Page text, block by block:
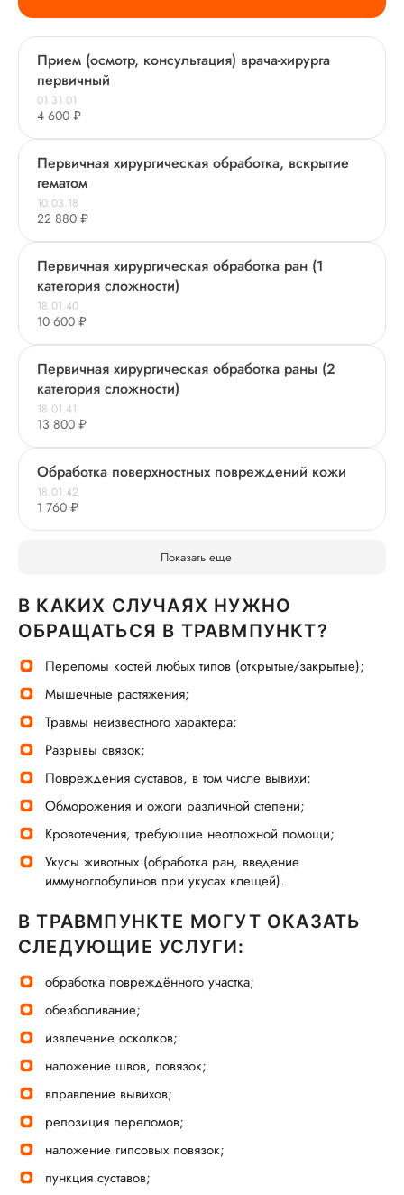
Прием (осмотр, консультация) врача-хирурга
первичный
01.31.01
4 600 ₽
Первичная хирургическая обработка, вскрытие
гематом
10.03.18
22 880 ₽
Первичная хирургическая обработка ран (1
категория сложности)
18.01.40
10 600 ₽
Первичная хирургическая обработка раны (2
категория сложности)
18.01.41
13 800 ₽
Обработка поверхностных повреждений кожи
18.01.42
1 760 ₽
Показать еще
В КАКИХ СЛУЧАЯХ НУЖНО
ОБРАЩАТЬСЯ В ТРАВМПУНКТ?
Переломы костей любых типов (открытые/закрытые);
Мышечные растяжения;
Травмы неизвестного характера;
Разрывы связок;
Повреждения суставов, в том числе вывихи;
Обморожения и ожоги различной степени;
Кровотечения, требующие неотложной помощи;
Укусы животных (обработка ран, введение
иммуноглобулинов при укусах клещей).
В ТРАВМПУНКТЕ МОГУТ ОКАЗАТЬ
СЛЕДУЮЩИЕ УСЛУГИ:
обработка повреждённого участка;
обезболивание;
извлечение осколков;
наложение швов, повязок;
вправление вывихов;
репозиция переломов;
наложение гипсовых повязок;
пункция суставов;